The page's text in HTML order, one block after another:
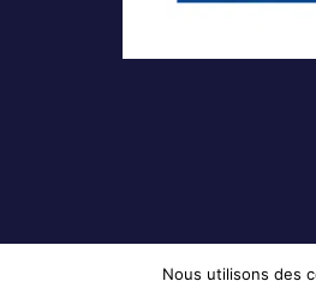
Nous utilisons des